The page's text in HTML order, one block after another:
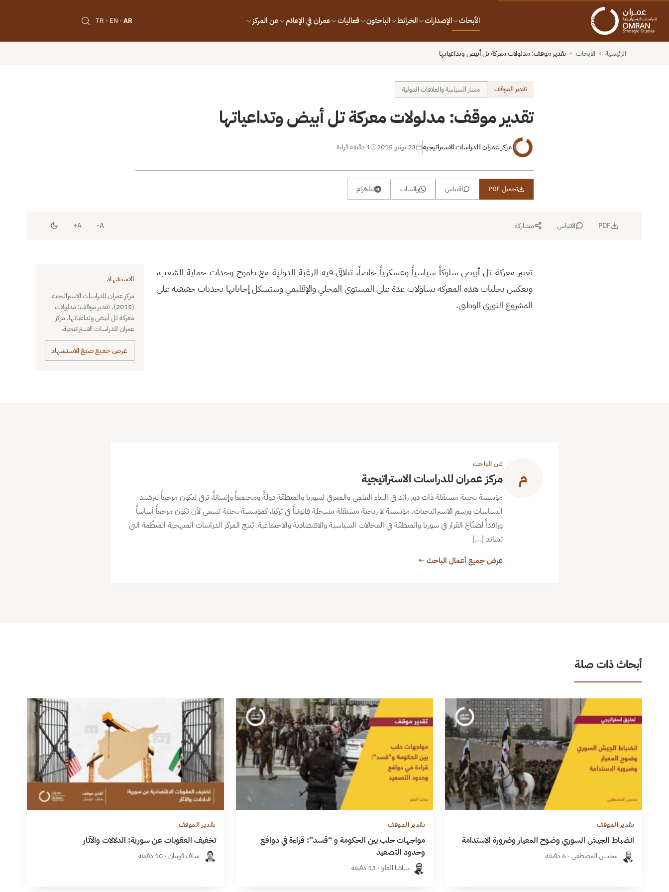
الأبحاث الإصدارات الخرائط الباحثون فعاليات عمران في الإعلام عن المركز AR
EN
TR
الرئيسية › الأبحاث › تقدير موقف: مدلولات معركة تل أبيض وتداعياتها
تقدير الموقف مسار السياسة والعلاقات الدولية
تقدير موقف: مدلولات معركة تل أبيض وتداعياتها
مركز عمران للدراسات الاستراتيجية 23 يونيو 2015 1 دقيقة قراءة
تحميل PDF اقتباس واتساب تيليغرام
PDF اقتباس مشاركة A-
A+
تعتبر معركة تل أبيض سلوكاً سياسياً وعسكرياً خاصاً، تتلاقى فيه الرغبة الدولية مع طموح وحدات حماية الشعب،
وتعكس تجليات هذه المعركة تساؤلات عدة على المستوى المحلي والإقليمي وستشكل إجاباتها تحديات حقيقية على
المشروع الثوري الوطني.
الاستشهاد
مركز عمران للدراسات الاستراتيجية
(2015). تقدير موقف: مدلولات
معركة تل أبيض وتداعياتها. مركز
عمران للدراسات الاستراتيجية.
عرض جميع صيغ الاستشهاد
م
عن الباحث
مركز عمران للدراسات الاستراتيجية
مؤسسة بحثية مستقلة ذات دور رائد في البناء العلمي والمعرفي لسوريا والمنطقة دولةً ومجتمعاً وإنساناً، ترقى لتكون مرجعاً لترشيد
السياسات ورسم الاستراتيجيات. مؤسسة لا ربحية مستقلة مسجلة قانونياً في تركيا، كمؤسسة بحثية تسعى لأن تكون مرجعاً أساساً
ورافداً لصنّاع القرار في سوريا والمنطقة في المجالات السياسية والاقتصادية والاجتماعية. يُنتج المركز الدراسات المنهجية المنظّمة التي
تساند […]
عرض جميع أعمال الباحث ←
أبحاث ذات صلة
تقدير الموقف
انضباط الجيش السوري وضوح المعيار وضرورة الاستدامة
محسن المصطفى · 6 دقيقة
تقدير الموقف
مواجهات حلب بين الحكومة و “قسد”: قراءة في دوافع
وحدود التصعيد
ساشا العلو · 13 دقيقة
تقدير الموقف
تخفيف العقوبات عن سورية: الدلالات والآثار
مناف قومان · 10 دقيقة